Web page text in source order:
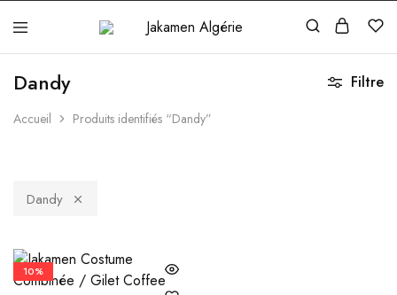
Jakamen
Algérie
Dandy
Accueil Produits identifiés “Dandy”
Filtre
Dandy
10%